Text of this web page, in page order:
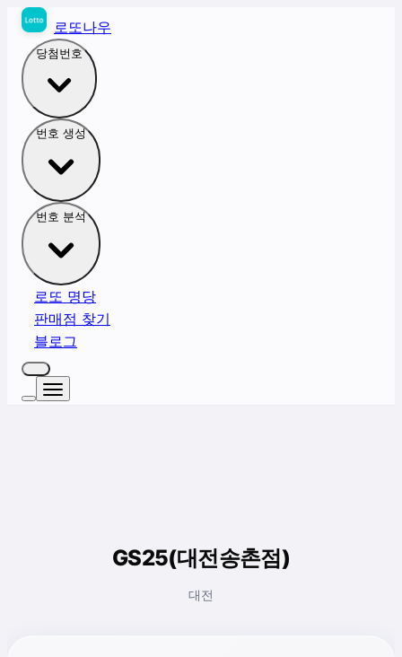
로또나우
당첨번호
번호 생성
번호 분석
로또 명당
판매점 찾기
블로그
GS25(대전송촌점)
대전